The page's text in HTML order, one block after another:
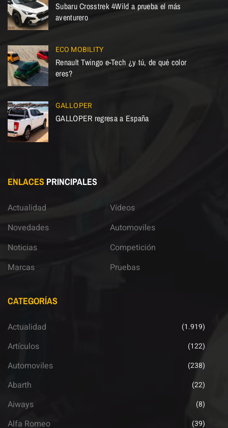
Subaru Crosstrek 4Wild a prueba el más
aventurero
ECO MOBILITY
Renault Twingo e-Tech ¿y tú, de qué color
eres?
GALLOPER
GALLOPER regresa a España
ENLACES PRINCIPALES
Actualidad
Novedades
Noticias
Marcas
Vídeos
Automoviles
Competición
Pruebas
CATEGORÍAS
Actualidad (1.919)
Artículos (122)
Automoviles (238)
Abarth (22)
Aiways (8)
Alfa Romeo (39)